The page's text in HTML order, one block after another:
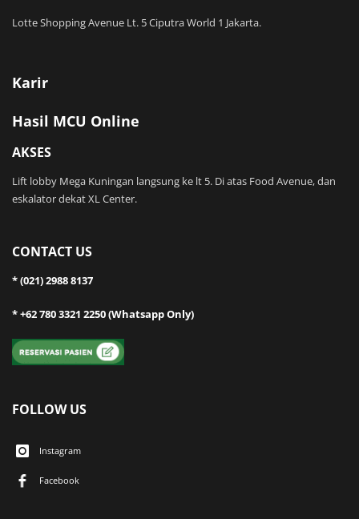
Lotte Shopping Avenue Lt. 5 Ciputra World 1 Jakarta.
Karir
Hasil MCU Online
AKSES
Lift lobby Mega Kuningan langsung ke lt 5. Di atas Food Avenue, dan
eskalator dekat XL Center.
CONTACT US
* (021) 2988 8137
* +62 780 3321 2250 (Whatsapp Only)
FOLLOW US
Instagram
Facebook